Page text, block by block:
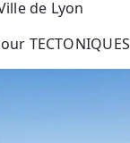
de Lyon
TECTONIQUES